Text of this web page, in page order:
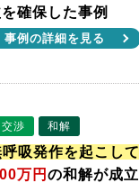
確保した事例
事例の詳細を見る
交渉 和解
吸発作を起こして
万円 の和解が成立